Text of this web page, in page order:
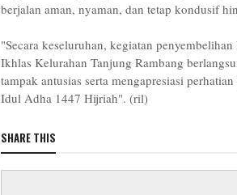
berjalan aman, nyaman, dan tetap kondusif
"Secara keseluruhan, kegiatan
Ikhlas Kelurahan Tanjung Rambang
tampak antusias serta mengapresiasi
Idul Adha 1447 Hijriah". (ril)
SHARE THIS